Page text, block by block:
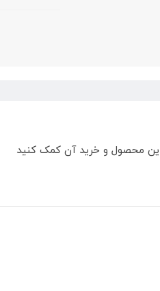
این محصول و خرید آن کمک کنید